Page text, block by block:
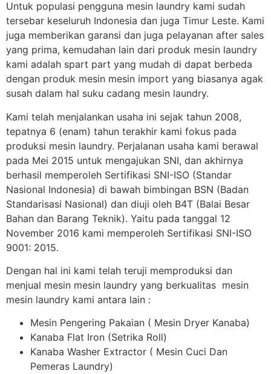
Untuk populasi pengguna mesin laundry kami sudah
tersebar keseluruh Indonesia dan juga Timur Leste. Kami
juga memberikan garansi dan juga pelayanan after sales
yang prima, kemudahan lain dari produk mesin laundry
kami adalah spart part yang mudah di dapat berbeda
dengan produk mesin mesin import yang biasanya agak
susah dalam hal suku cadang mesin laundry.
Kami telah menjalankan usaha ini sejak tahun 2008,
tepatnya 6 (enam) tahun terakhir kami fokus pada
produksi mesin laundry. Perjalanan usaha kami berawal
pada Mei 2015 untuk mengajukan SNI, dan akhirnya
berhasil memperoleh Sertifikasi SNI-ISO (Standar
Nasional Indonesia) di bawah bimbingan BSN (Badan
Standarisasi Nasional) dan diuji oleh B4T (Balai Besar
Bahan dan Barang Teknik). Yaitu pada tanggal 12
November 2016 kami memperoleh Sertifikasi SNI-ISO
9001: 2015.
Dengan hal ini kami telah teruji memproduksi dan
menjual mesin mesin laundry yang berkualitas mesin
mesin laundry kami antara lain :
Mesin Pengering Pakaian ( Mesin Dryer Kanaba)
Kanaba Flat Iron (Setrika Roll)
Kanaba Washer Extractor ( Mesin Cuci Dan
Pemeras Laundry)